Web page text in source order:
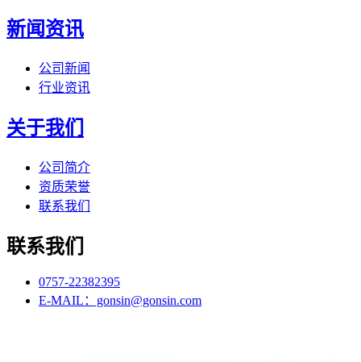
新闻资讯
公司新闻
行业资讯
关于我们
公司简介
资质荣誉
联系我们
联系我们
0757-22382395
E-MAIL：gonsin@gonsin.com